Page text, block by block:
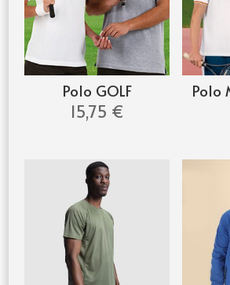
Polo GOLF
15,75 €
Polo